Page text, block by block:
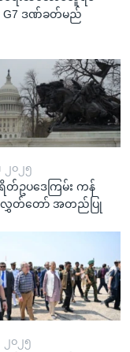
G7 ဒဏ်ခတ်မည်
၂၀၂၅
တ်ဥပဒေကြမ်း ကန်
တ်တော် အတည်ပြု
၂၀၂၅